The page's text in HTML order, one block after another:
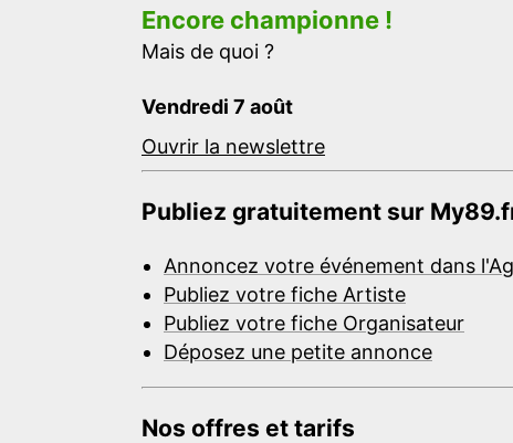
Encore championne !
Mais de quoi ?
Vendredi 7 août
Ouvrir la newslettre
Publiez gratuitement sur
Annoncez votre événement dans
Publiez votre fiche Artiste
Publiez votre fiche Organisateur
Déposez une petite annonce
Nos offres et tarifs